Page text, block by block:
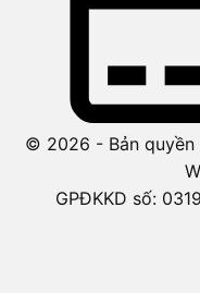
© 2026 - Bản quyền
GPĐKKD số: